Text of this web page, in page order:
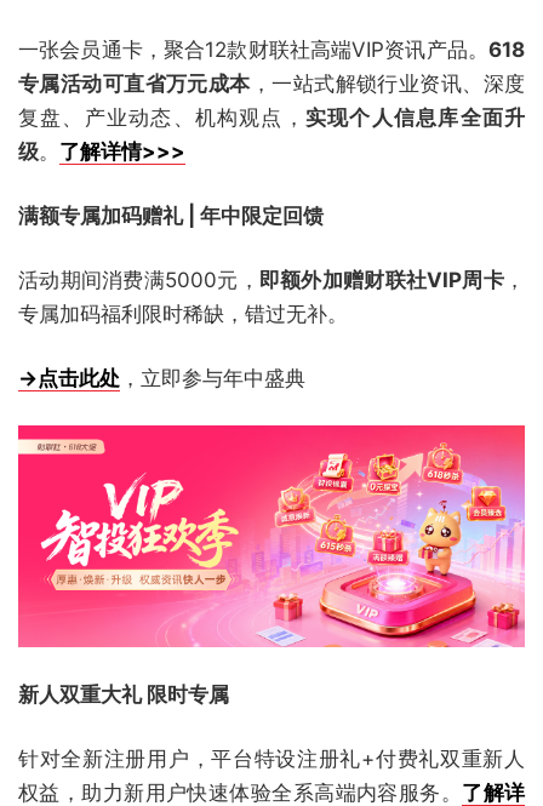
一张会员通卡，聚合12款财联社高端VIP资讯产品。 618
专属活动可直省万元成本，一站式解锁行业资讯、深度
复盘、产业动态、机构观点， 实现个人信息库全面升
级。 了解详情>>>
满额专属加码赠礼 | 年中限定回馈
活动期间消费满5000元， 即额外加赠财联社VIP周卡 ，
专属加码福利限时稀缺，错过无补。
→点击此处 ，立即参与年中盛典
新人双重大礼 限时专属
针对全新注册用户，平台特设注册礼+付费礼双重新人
权益，助力新用户快速体验全系高端内容服务。 了解详